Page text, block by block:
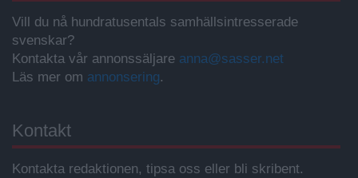
Vill du nå hundratusentals samhällsintresserade
svenskar?
Kontakta vår annonssäljare anna@sasser.net
Läs mer om annonsering.
Kontakt
Kontakta redaktionen, tipsa oss eller bli skribent.